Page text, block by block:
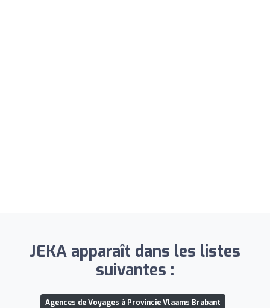
JEKA apparaît dans les listes
suivantes :
Agences de Voyages à Provincie Vlaams Brabant